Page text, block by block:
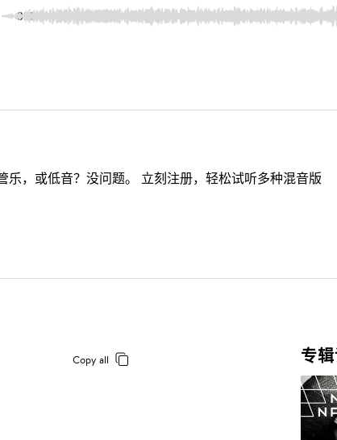
3:46
，或低音？没问题。 立刻注册，轻松试听多种混音版
Copy all 专